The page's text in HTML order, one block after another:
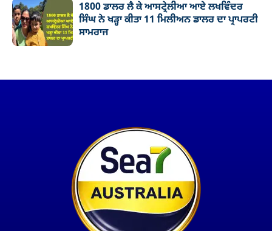
1800 ਡਾਲਰ ਲੈ ਕੇ ਆਸਟ੍ਰੇਲੀਆ ਆਏ ਲਖਵਿੰਦਰ
ਸਿੰਘ ਨੇ ਖੜ੍ਹਾ ਕੀਤਾ 11 ਮਿਲੀਅਨ ਡਾਲਰ ਦਾ ਪ੍ਰਾਪਰਟੀ
ਸਾਮਰਾਜ